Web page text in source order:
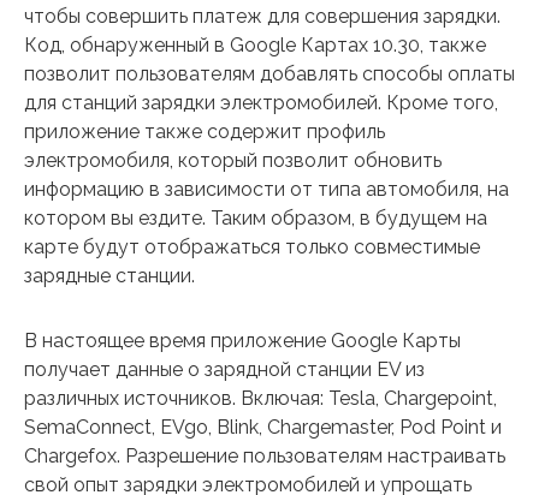
чтобы совершить платеж для совершения зарядки.
Код, обнаруженный в Google Картах 10.30, также
позволит пользователям добавлять способы оплаты
для станций зарядки электромобилей. Кроме того,
приложение также содержит профиль
электромобиля, который позволит обновить
информацию в зависимости от типа автомобиля, на
котором вы ездите. Таким образом, в будущем на
карте будут отображаться только совместимые
зарядные станции.
В настоящее время приложение Google Карты
получает данные о зарядной станции EV из
различных источников. Включая: Tesla, Chargepoint,
SemaConnect, EVgo, Blink, Chargemaster, Pod Point и
Chargefox. Разрешение пользователям настраивать
свой опыт зарядки электромобилей и упрощать